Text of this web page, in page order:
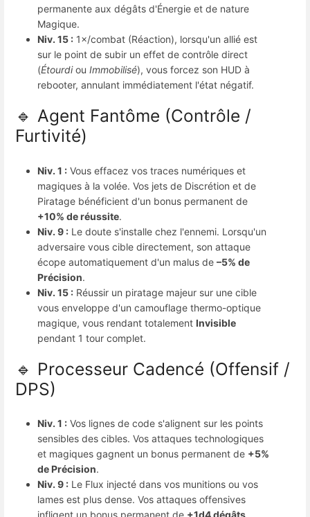
permanente aux dégâts d'Énergie et de nature
Magique.
Niv. 15 : 1×/combat (Réaction), lorsqu'un allié est
sur le point de subir un effet de contrôle direct
(Étourdiou Immobilisé), vous forcez son HUD à
rebooter, annulant immédiatement l'état négatif.
🔹 Agent Fantôme (Contrôle /
Furtivité)
Niv. 1 : Vous effacez vos traces numériques et
magiques à la volée. Vos jets de Discrétion et de
Piratage bénéficient d'un bonus permanent de
+10% de réussite.
Niv. 9 : Le doute s'installe chez l'ennemi. Lorsqu'un
adversaire vous cible directement, son attaque
écope automatiquement d'un malus de –5% de
Précision.
Niv. 15 : Réussir un piratage majeur sur une cible
vous enveloppe d'un camouflage thermo-optique
magique, vous rendant totalement Invisible
pendant 1 tour complet.
🔹 Processeur Cadencé (Offensif /
DPS)
Niv. 1 : Vos lignes de code s'alignent sur les points
sensibles des cibles. Vos attaques technologiques
et magiques gagnent un bonus permanent de +5%
de Précision.
Niv. 9 : Le Flux injecté dans vos munitions ou vos
lames est plus dense. Vos attaques offensives